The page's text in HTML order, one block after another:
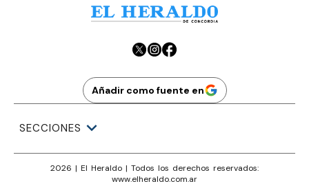
Añadir como fuente en
SECCIONES
2026 | El Heraldo | Todos los derechos reservados:
www.elheraldo.com.ar